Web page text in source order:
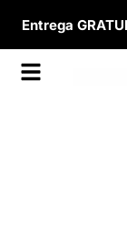
Entrega